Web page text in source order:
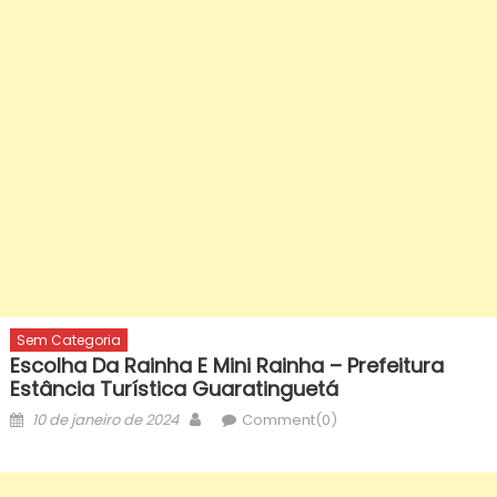
Sem Categoria
Escolha Da Rainha E Mini Rainha – Prefeitura
Estância Turística Guaratinguetá
Posted
10 de janeiro de 2024 AuthorComment(0)